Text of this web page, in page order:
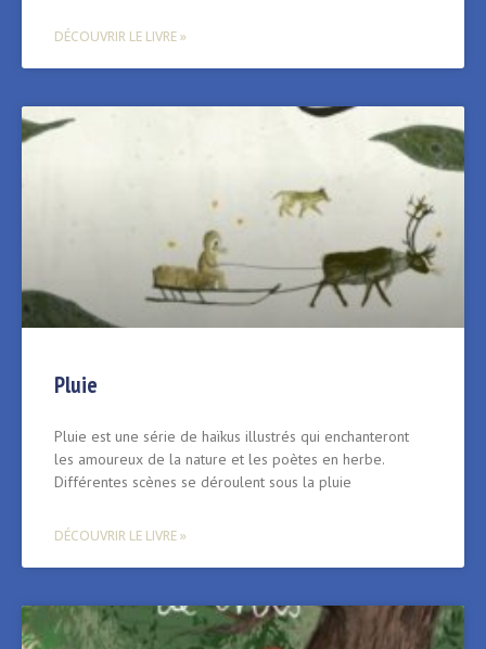
DÉCOUVRIR LE LIVRE »
Pluie
Pluie est une série de haïkus illustrés qui enchanteront
les amoureux de la nature et les poètes en herbe.
Différentes scènes se déroulent sous la pluie
DÉCOUVRIR LE LIVRE »